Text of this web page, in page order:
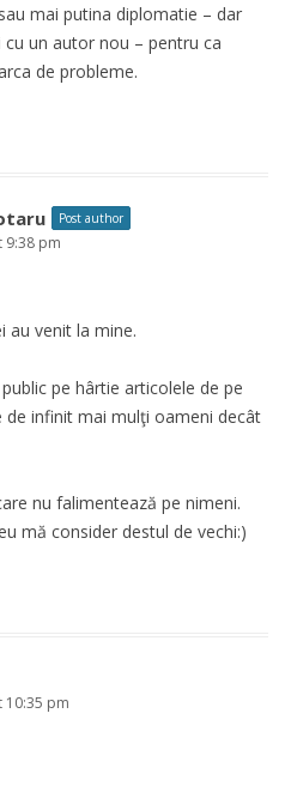
mai putina diplomatie – dar
un autor nou – pentru ca
de probleme.
Post author
9:38 pm
au venit la mine.
pe hârtie articolele de pe
de infinit mai mulţi oameni decât
nu falimentează pe nimeni.
mă consider destul de vechi:)
10:35 pm